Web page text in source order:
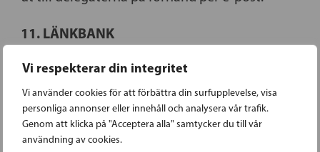
Vi respekterar din integritet
Vi använder cookies för att förbättra din surfupplevelse, visa
personliga annonser eller innehåll och analysera vår trafik.
Genom att klicka på "Acceptera alla" samtycker du till vår
användning av cookies.
11. LÄNKBANK
På partidagssidan https://partidagen.sfp.fi/
finns en länkbank där bland annat länken till
omröstningssystemet finns.
Inloggningsuppgifter sänds före partidagen